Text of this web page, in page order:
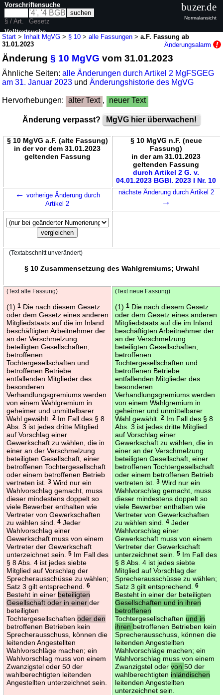
Start > Inhalt MgVG > § 10 >alle Fassungen >a.F. Fassung ab
31.01.2023
Änderungsalarm
Änderung§ 10 MgVG vom 31.01.2023
Ähnliche Seiten:alle Änderungen durch Artikel 2 MgFSGEG
am 31. Januar 2023 undÄnderungshistorie des MgVG
Hervorhebungen: alter Text , neuer Text
Änderung verpasst? MgVG hier überwachen!
§ 10 MgVG a.F. (alte Fassung)
in der vor dem 31.01.2023
geltenden Fassung
§ 10 MgVG n.F. (neue
Fassung)
in der am 31.01.2023
geltenden Fassung
durch Artikel 2 G. v.
04.01.2023 BGBl. 2023 I Nr. 10
← vorherige Änderung durch
Artikel 2
nächste Änderung durch Artikel 2
→
(Textabschnitt unverändert)
§ 10 Zusammensetzung des Wahlgremiums; Urwahl
(Text alte Fassung)
(1) 1Die nach diesem Gesetz
oder dem Gesetz eines anderen
Mitgliedstaats auf die im Inland
beschäftigten Arbeitnehmer der
an der Verschmelzung
beteiligten Gesellschaften,
betroffenen
Tochtergesellschaften und
betroffenen Betriebe
entfallenden Mitglieder des
besonderen
Verhandlungsgremiums werden
von einem Wahlgremium in
geheimer und unmittelbarer
Wahl gewählt.
2Im Fall des § 8
Abs. 3 ist jedes dritte Mitglied
auf Vorschlag einer
Gewerkschaft zu wählen, die in
einer an der Verschmelzung
beteiligten Gesellschaft, einer
betroffenen Tochtergesellschaft
oder einem betroffenen Betrieb
vertreten ist.
3Wird nur ein
Wahlvorschlag gemacht, muss
dieser mindestens doppelt so
viele Bewerber enthalten wie
Vertreter von Gewerkschaften
zu wählen sind.
4Jeder
Wahlvorschlag einer
Gewerkschaft muss von einem
Vertreter der Gewerkschaft
unterzeichnet sein.
5Im Fall des
§ 8 Abs. 4 ist jedes siebte
Mitglied auf Vorschlag der
Sprecherausschüsse zu wählen;
Satz 3 gilt entsprechend.
6
Besteht in einer beteiligten
Gesellschaft oder in einer der
beteiligten
Tochtergesellschaften oder den
betroffenen Betrieben kein
Sprecherausschuss, können die
leitenden Angestellten
Wahlvorschläge machen; ein
Wahlvorschlag muss von einem
Zwanzigstel oder 50 der
wahlberechtigten leitenden
Angestellten unterzeichnet sein.
(Text neue Fassung)
(1) 1Die nach diesem Gesetz
oder dem Gesetz eines anderen
Mitgliedstaats auf die im Inland
beschäftigten Arbeitnehmer der
an der Verschmelzung
beteiligten Gesellschaften,
betroffenen
Tochtergesellschaften und
betroffenen Betriebe
entfallenden Mitglieder des
besonderen
Verhandlungsgremiums werden
von einem Wahlgremium in
geheimer und unmittelbarer
Wahl gewählt.
2Im Fall des § 8
Abs. 3 ist jedes dritte Mitglied
auf Vorschlag einer
Gewerkschaft zu wählen, die in
einer an der Verschmelzung
beteiligten Gesellschaft, einer
betroffenen Tochtergesellschaft
oder einem betroffenen Betrieb
vertreten ist.
3Wird nur ein
Wahlvorschlag gemacht, muss
dieser mindestens doppelt so
viele Bewerber enthalten wie
Vertreter von Gewerkschaften
zu wählen sind.
4Jeder
Wahlvorschlag einer
Gewerkschaft muss von einem
Vertreter der Gewerkschaft
unterzeichnet sein.
5Im Fall des
§ 8 Abs. 4 ist jedes siebte
Mitglied auf Vorschlag der
Sprecherausschüsse zu wählen;
Satz 3 gilt entsprechend.
6
Besteht in einer der beteiligten
Gesellschaften und in ihren
betroffenen
Tochtergesellschaften und in
ihren betroffenen Betrieben kein
Sprecherausschuss, können die
leitenden Angestellten
Wahlvorschläge machen; ein
Wahlvorschlag muss von einem
Zwanzigstel oder von 50 der
wahlberechtigten inländischen
leitenden Angestellten
unterzeichnet sein.
Vorschriftensuche
§ / Art.
Gesetz
Volltextsuche
buzer.de
Normalansicht